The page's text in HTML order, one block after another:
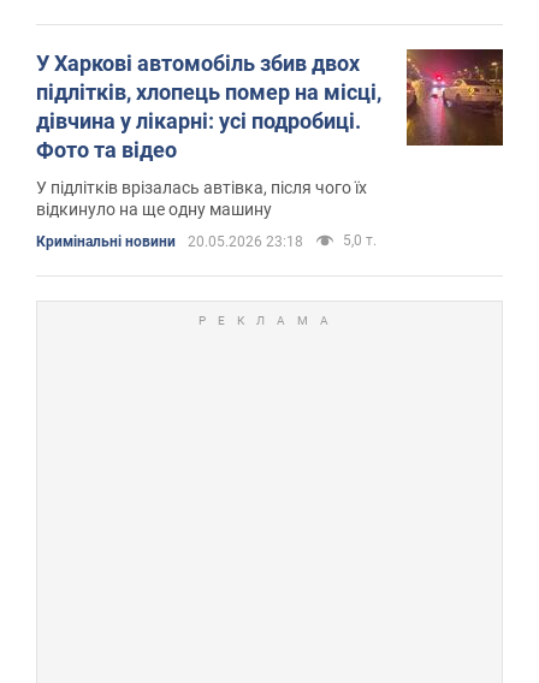
У Харкові автомобіль збив двох
підлітків, хлопець помер на місці,
дівчина у лікарні: усі подробиці.
Фото та відео
У підлітків врізалась автівка, після чого їх
відкинуло на ще одну машину
Кримінальні новини 20.05.2026 23:18 5,0 т.